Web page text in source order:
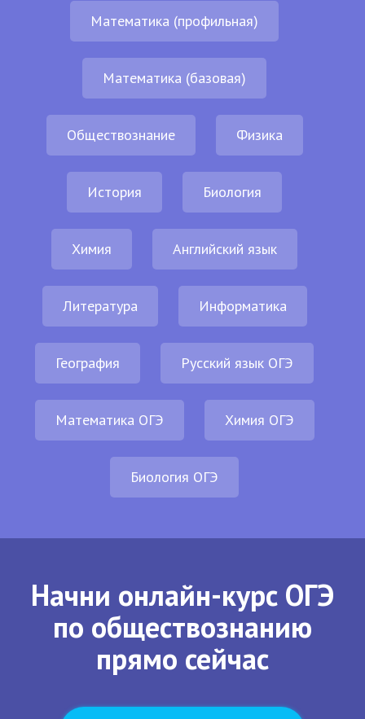
Математика (профильная)
Математика (базовая)
Обществознание Физика
История Биология
Химия Английский язык
Литература Информатика
География Русский язык ОГЭ
Математика ОГЭ Химия ОГЭ
Биология ОГЭ
Начни онлайн-курс ОГЭ
по обществознанию
прямо сейчас